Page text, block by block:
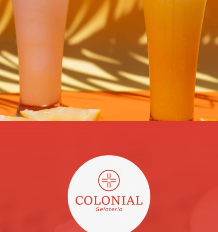
Bebidas refrescantes
En nuestra heladería también disponemos de batidos de helado,
granizados y horchata de chufa para aquellos que deseen una
bebida bien fría.